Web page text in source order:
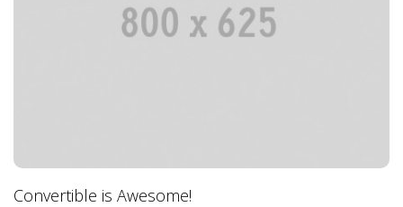
Convertible is Awesome!